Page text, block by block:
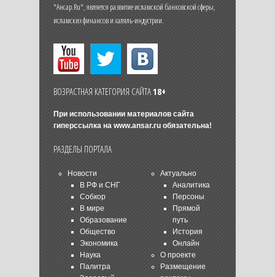
"Ансар.Ru", является развитие исламской банковской сферы,
исламских финансов и халяль-индустрии.
ВОЗРАСТНАЯ КАТЕГОРИЯ САЙТА18+
При использовании материалов сайта
гиперссылка на www.ansar.ruобязательна!
РАЗДЕЛЫ ПОРТАЛА
Новости
В РФ и СНГ
Собкор
В мире
Образование
Общество
Экономика
Наука
Палитра
Актуально
Аналитика
Персоны
Прямой
путь
История
Онлайн
О проекте
Размещение